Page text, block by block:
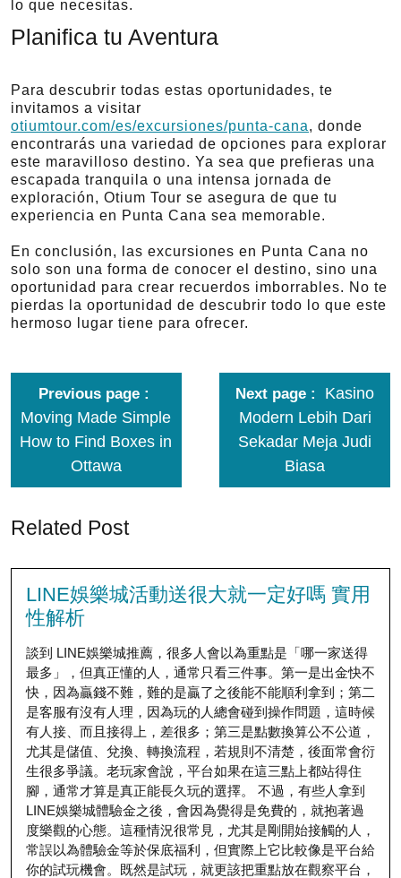
lo que necesitas.
Planifica tu Aventura
Para descubrir todas estas oportunidades, te
invitamos a visitar
otiumtour.com/es/excursiones/punta-cana, donde
encontrarás una variedad de opciones para explorar
este maravilloso destino. Ya sea que prefieras una
escapada tranquila o una intensa jornada de
exploración, Otium Tour se asegura de que tu
experiencia en Punta Cana sea memorable.
En conclusión, las excursiones en Punta Cana no
solo son una forma de conocer el destino, sino una
oportunidad para crear recuerdos imborrables. No te
pierdas la oportunidad de descubrir todo lo que este
hermoso lugar tiene para ofrecer.
Previous page
Moving Made Simple
How to Find Boxes in
Ottawa
Next page
Kasino
Modern Lebih Dari
Sekadar Meja Judi
Biasa
Related Post
LINE娛樂城活動送很大就一定好嗎 實用
性解析
談到 LINE娛樂城推薦，很多人會以為重點是「哪一家送得
最多」，但真正懂的人，通常只看三件事。第一是出金快不
快，因為贏錢不難，難的是贏了之後能不能順利拿到；第二
是客服有沒有人理，因為玩的人總會碰到操作問題，這時候
有人接、而且接得上，差很多；第三是點數換算公不公道，
尤其是儲值、兌換、轉換流程，若規則不清楚，後面常會衍
生很多爭議。老玩家會說，平台如果在這三點上都站得住
腳，通常才算是真正能長久玩的選擇。 不過，有些人拿到
LINE娛樂城體驗金之後，會因為覺得是免費的，就抱著過
度樂觀的心態。這種情況很常見，尤其是剛開始接觸的人，
常誤以為體驗金等於保底福利，但實際上它比較像是平台給
你的試玩機會。既然是試玩，就更該把重點放在觀察平台，